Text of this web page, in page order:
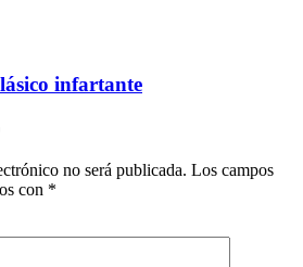
infartante
no será publicada. Los campos
con *